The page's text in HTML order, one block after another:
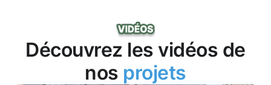
Découvrez les vidéos de
nos projets